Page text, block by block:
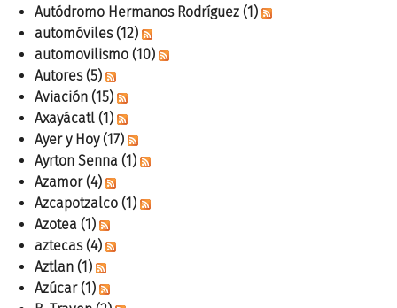
Autódromo Hermanos Rodríguez (1)
automóviles (12)
automovilismo (10)
Autores (5)
Aviación (15)
Axayácatl (1)
Ayer y Hoy (17)
Ayrton Senna (1)
Azamor (4)
Azcapotzalco (1)
Azotea (1)
aztecas (4)
Aztlan (1)
Azúcar (1)